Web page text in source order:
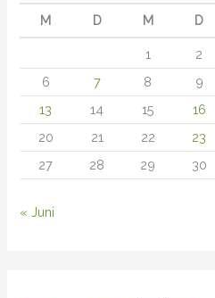
M D M D
1 2
6
7 8 9
13
14 15 16
20
21 22 23
27
28 29 30
« Juni